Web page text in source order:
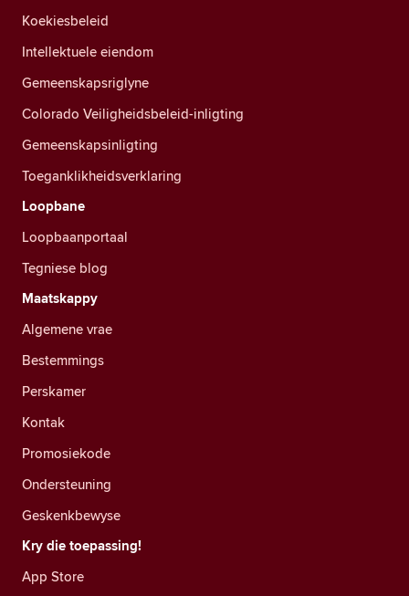
Koekiesbeleid
Intellektuele eiendom
Gemeenskapsriglyne
Colorado Veiligheidsbeleid-inligting
Gemeenskapsinligting
Toeganklikheidsverklaring
Loopbane
Loopbaanportaal
Tegniese blog
Maatskappy
Algemene vrae
Bestemmings
Perskamer
Kontak
Promosiekode
Ondersteuning
Geskenkbewyse
Kry die toepassing!
App Store